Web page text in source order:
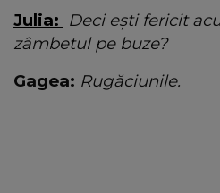
Julia: Deci ești fericit
zâmbetul pe buze?
Gagea: Rugăciunile.